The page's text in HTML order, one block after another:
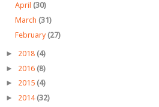
April (30)
March (31)
February (27)
► 2018 (4)
► 2016 (8)
► 2015 (4)
► 2014 (32)